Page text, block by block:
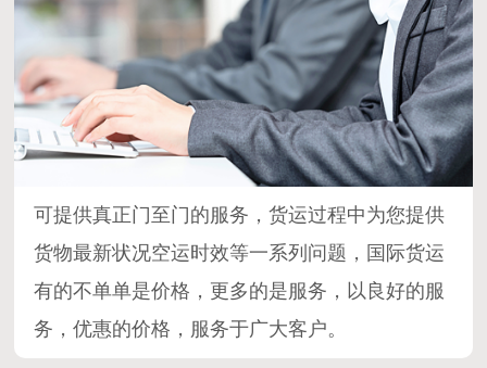
可提供真正门至门的服务，货运过程中为您提供
货物最新状况空运时效等一系列问题，国际货运
有的不单单是价格，更多的是服务，以良好的服
务，优惠的价格，服务于广大客户。